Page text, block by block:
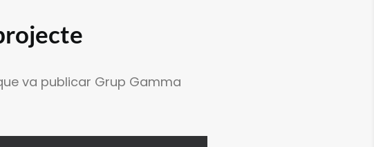
va publicar Grup Gamma